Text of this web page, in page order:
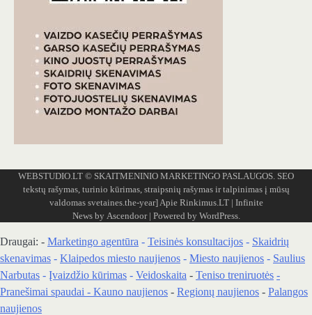
WEBSTUDIO.LT © SKAITMENINIO MARKETINGO PASLAUGOS. SEO
tekstų rašymas, turinio kūrimas, straipsnių rašymas ir talpinimas į mūsų
valdomas svetaines.the-year] Apie Rinkimus.LT| Infinite
News by Ascendoor| Powered by WordPress.
Draugai: - Marketingo agentūra - Teisinės konsultacijos - Skaidrių
skenavimas - Klaipedos miesto naujienos - Miesto naujienos - Saulius
Narbutas - Įvaizdžio kūrimas - Veidoskaita - Teniso treniruotės -
Pranešimai spaudai - Kauno naujienos - Regionų naujienos - Palangos
naujienos